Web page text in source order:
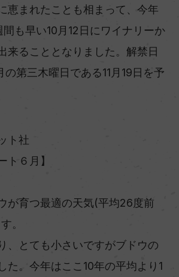
恵まれたことも相まって、今年
も早い10月12日にワイナリーか
来ることとなりました。解禁日
の第三木曜日である11月19日を予
ト社
ト６月】
が育つ最適の天気(平均26度前
。
、とても小さいですがブドウの
た。今年はここ10年の平均より1